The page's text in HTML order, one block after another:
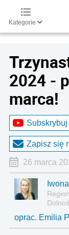
Kategorie
2024 -
marca!
Zapisz się
26 marca
oprac. Emilia